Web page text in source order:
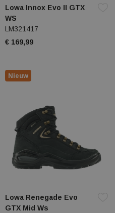
Lowa Innox Evo II GTX
WS
LM321417
€ 169,99
Lowa Renegade Evo
GTX Mid Ws
Nieuw